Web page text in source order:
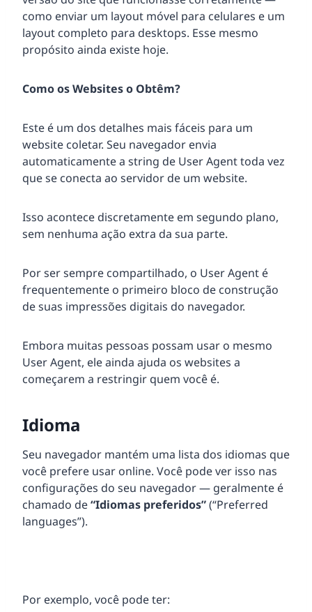
como enviar um layout móvel para celulares e um
layout completo para desktops. Esse mesmo
propósito ainda existe hoje.
Como os Websites o Obtêm?
Este é um dos detalhes mais fáceis para um
website coletar. Seu navegador envia
automaticamente a string de User Agent toda vez
que se conecta ao servidor de um website.
Isso acontece discretamente em segundo plano,
sem nenhuma ação extra da sua parte.
Por ser sempre compartilhado, o User Agent é
frequentemente o primeiro bloco de construção
de suas impressões digitais do navegador.
Embora muitas pessoas possam usar o mesmo
User Agent, ele ainda ajuda os websites a
começarem a restringir quem você é.
Idioma
Seu navegador mantém uma lista dos idiomas que
você prefere usar online. Você pode ver isso nas
configurações do seu navegador — geralmente é
chamado de“Idiomas preferidos”(“Preferred
languages”).
Por exemplo, você pode ter: